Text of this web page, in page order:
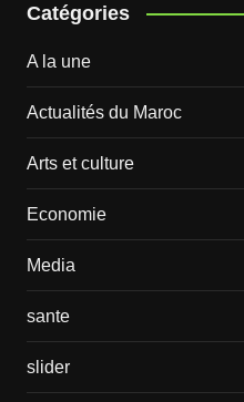
Catégories
A la une
Actualités du Maroc
Arts et culture
Economie
Media
sante
slider